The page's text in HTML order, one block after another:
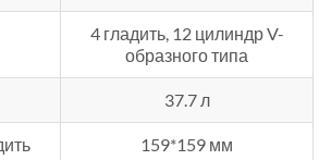
4 гладить, 12 цилиндр V-
образного типа
37.7 л
159*159 мм